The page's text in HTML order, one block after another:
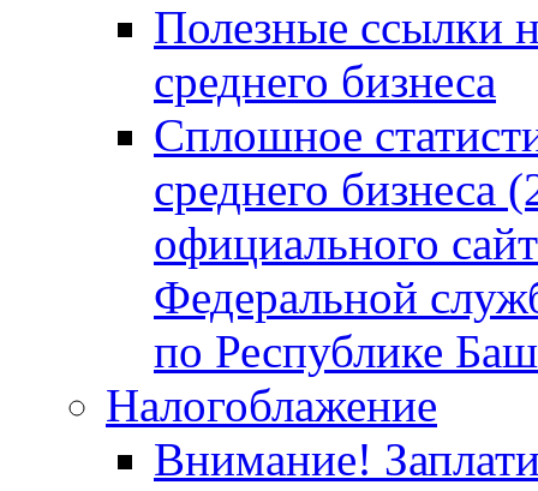
Полезные ссылки
среднего бизнеса
Сплошное
среднего бизнеса
официального
Федеральной
по Республике
Налогоблажение
Внимание!